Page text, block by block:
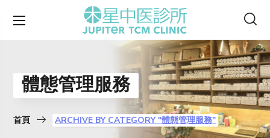
體態管理服務
首頁 ARCHIVE BY CATEGORY "體態管理服務"